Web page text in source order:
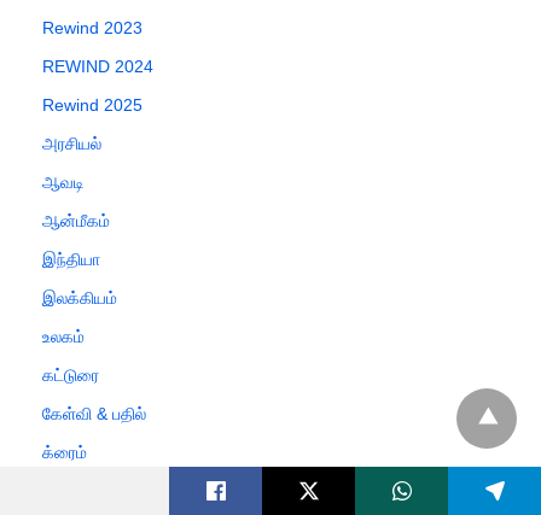
Rewind 2023
REWIND 2024
Rewind 2025
அரசியல்
ஆவடி
ஆன்மீகம்
இந்தியா
இலக்கியம்
உலகம்
கட்டுரை
கேள்வி & பதில்
க்ரைம்